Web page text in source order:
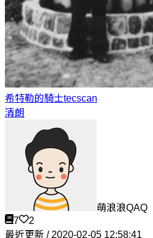
希特勒的騎士tecscan
清朗
萌浪浪QAQ
7
2
最近更新 / 2020-02-05 12:58:41